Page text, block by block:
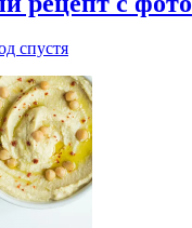
спустя